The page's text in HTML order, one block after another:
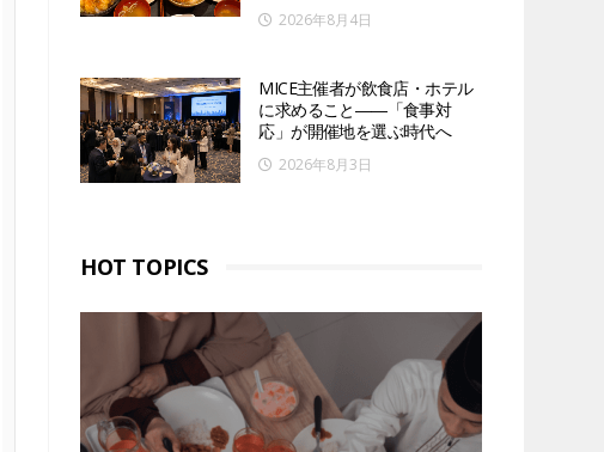
2026年8月4日
MICE主催者が飲食店・ホテル
に求めること――「食事対
応」が開催地を選ぶ時代へ
2026年8月3日
HOT TOPICS